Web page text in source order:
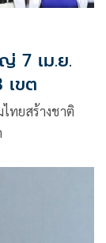
7 เม.ย.
เขต
ทยสร้างชาติ